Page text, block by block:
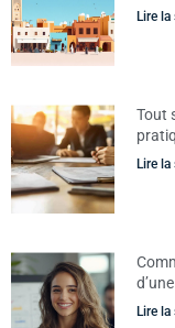
Lire
Tout
Lire
Lire